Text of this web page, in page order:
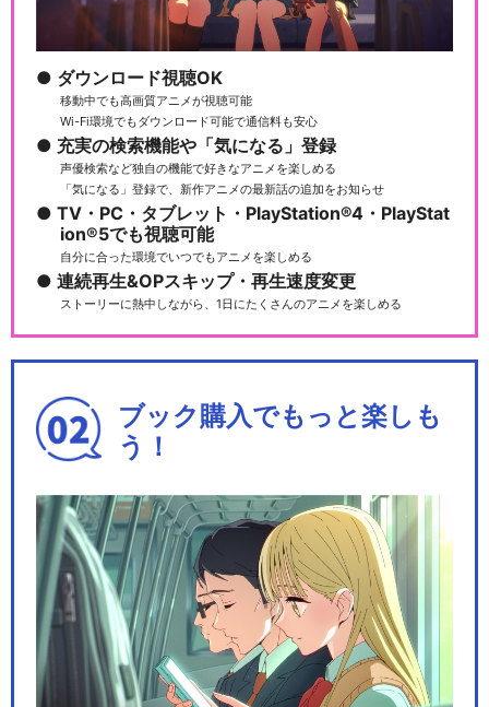
ダウンロード視聴OK
移動中でも高画質アニメが視聴可能
Wi-Fi環境でもダウンロード可能で通信料も安心
充実の検索機能や「気になる」登録
声優検索など独自の機能で好きなアニメを楽しめる
「気になる」登録で、新作アニメの最新話の追加をお知らせ
TV・PC・タブレット・PlayStation®4・PlayStat
ion®5でも視聴可能
自分に合った環境でいつでもアニメを楽しめる
連続再生&OPスキップ・再生速度変更
ストーリーに熱中しながら、1日にたくさんのアニメを楽しめる
ブック購入でもっと楽しも
う！